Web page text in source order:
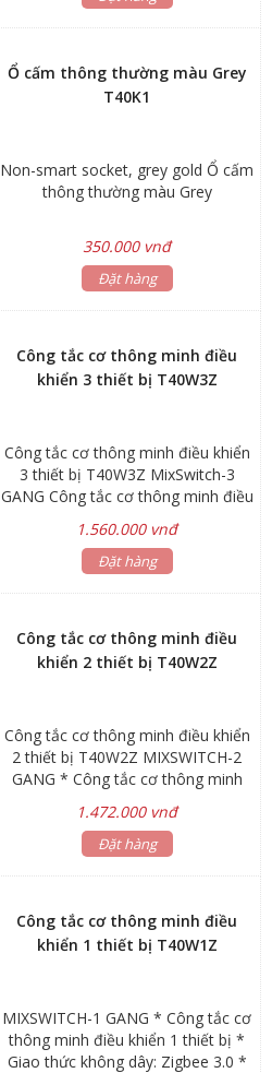
Ổ cấm thông thường màu Grey
T40K1
Non-smart socket, grey gold Ổ cấm
thông thường màu Grey
350.000 vnđ
Đặt hàng
Công tắc cơ thông minh điều
khiển 3 thiết bị T40W3Z
Công tắc cơ thông minh điều khiển
3 thiết bị T40W3Z MixSwitch-3
GANG Công tắc cơ thông minh điều
dây: Zigbee 3.0 Kích thước : 86 × 86
× 40mm Nguồn cấp: 250V ~ 10A
Môi trường làm việc: -20℃~60℃,
độ ẩm < 80% RH
1.560.000 vnđ
Đặt hàng
Công tắc cơ thông minh điều
khiển 2 thiết bị T40W2Z
Công tắc cơ thông minh điều khiển
2 thiết bị T40W2Z MIXSWITCH-2
GANG * Công tắc cơ thông minh
không dây: Zigbee 3.0 Kích thước :
86 × 86 × 40mm Nguồn cấp: 250V ~
80m Môi trường làm việc:
-20℃~60℃, độ ẩm < 80% RH
1.472.000 vnđ
Đặt hàng
Công tắc cơ thông minh điều
khiển 1 thiết bị T40W1Z
MIXSWITCH-1 GANG * Công tắc cơ
thông minh điều khiển 1 thiết bị *
Giao thức không dây: Zigbee 3.0 *